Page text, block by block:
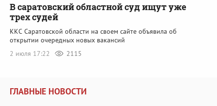
В саратовский областной суд ищут уже
трех судей
ККС Саратовской области на своем сайте объявила об
открытии очередных новых вакансий
2 июля 17:22
2115
ГЛАВНЫЕ НОВОСТИ